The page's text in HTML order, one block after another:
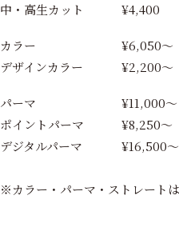
中・高生カット
¥4,400
カラー
¥6,050〜
デザインカラー
¥2,200〜
パーマ
¥11,000〜
ポイントパーマ
¥8,250〜
デジタルパーマ
¥16,500〜
※カラー・パーマ・ストレート